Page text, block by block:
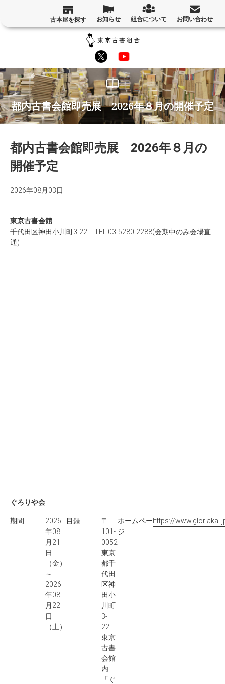
古本屋を探す お知らせ 組合について お問い合わせ
都内古書会館即売展 2026年８月の開催予定
都内古書会館即売展 2026年８月の
開催予定
2026年08月03日
東京古書会館
千代田区神田小川町3-22 TEL:03-5280-2288(会期中のみ会場直
通)
ぐろりや会
期間
2026
年08
月21
日
（金）
～
2026
年08
月22
日
（土）
目録
〒
101-
0052
東京
都千
代田
区神
田小
川町
3-
22
東京
古書
会館
内
「ぐ
ホームペー
ジ
https://